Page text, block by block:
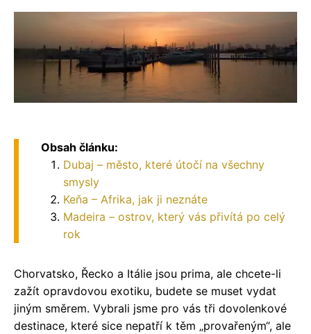
Obsah článku:
Dubaj – město, které útočí na všechny
smysly
Keňa – Afrika, jak ji neznáte
Madeira – ostrov, který vás přivítá po celý
rok
Chorvatsko, Řecko a Itálie jsou prima, ale chcete-li
zažít opravdovou exotiku, budete se muset vydat
jiným směrem. Vybrali jsme pro vás tři dovolenkové
destinace, které sice nepatří k těm „provařeným“, ale